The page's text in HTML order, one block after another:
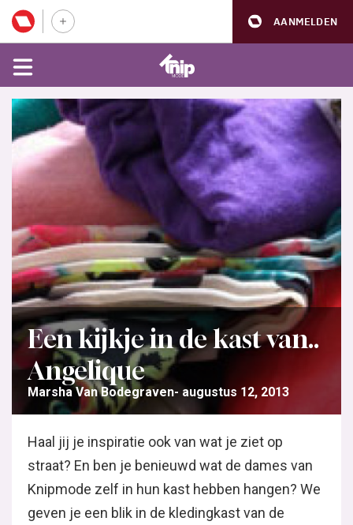
AANMELDEN
Een kijkje in de kast van..
Angelique
Marsha Van Bodegraven augustus 12, 2013
Haal jij je inspiratie ook van wat je ziet op
straat? En ben je benieuwd wat de dames van
Knipmode zelf in hun kast hebben hangen? We
geven je een blik in de kledingkast van de